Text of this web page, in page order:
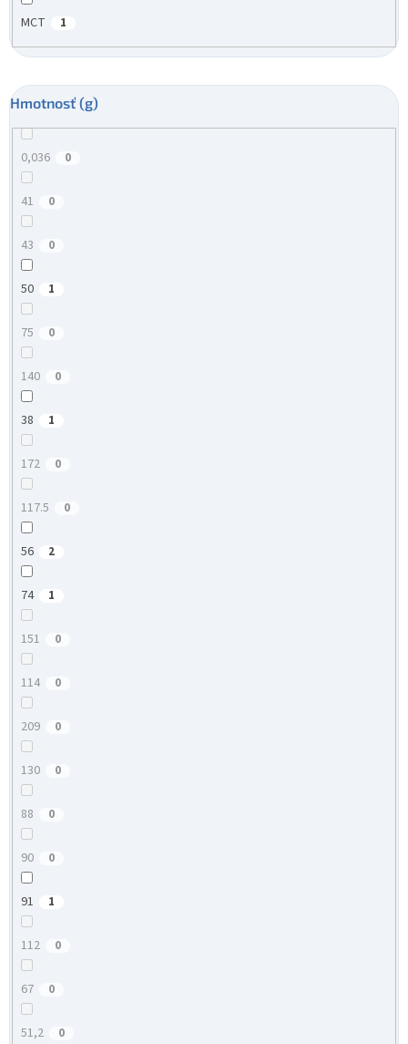
MCT 1
Hmotnosť (g)
0,036 0
41 0
43 0
50 1
75 0
140 0
38 1
172 0
117.5 0
56 2
74 1
151 0
114 0
209 0
130 0
88 0
90 0
91 1
112 0
67 0
51,2 0